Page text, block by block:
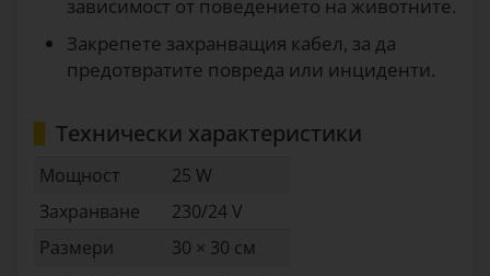
зависимост от поведението на животните.
Закрепете захранващия кабел, за да
предотвратите повреда или инциденти.
Технически характеристики
Мощност
25 W
Захранване
230/24 V
Размери
30 × 30 см